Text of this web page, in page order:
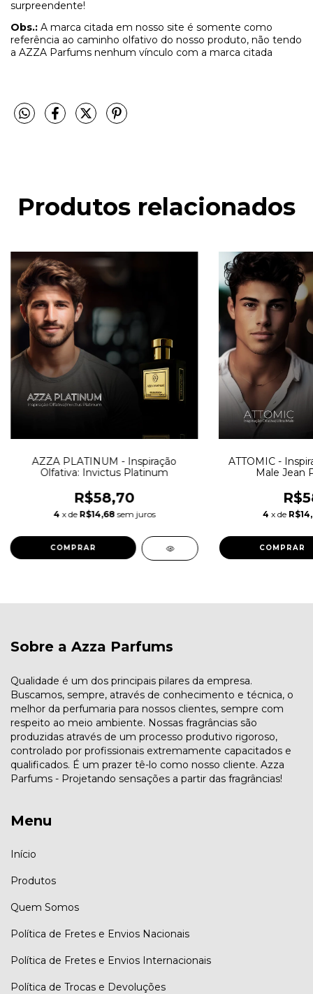
surpreendente!
Obs.: A marca citada em nosso site é somente como
referência ao caminho olfativo do nosso produto, não tendo
a AZZA Parfums nenhum vínculo com a marca citada
Produtos relacionados
AZZA PLATINUM - Inspiração
Olfativa: Invictus Platinum
R$58,70
4 x de R$14,68 sem juros
COMPRAR
ATTOMIC -
Male Jean
4 x de
COMPRAR
Sobre a Azza Parfums
Qualidade é um dos principais pilares da empresa.
Buscamos, sempre, através de conhecimento e técnica, o
melhor da perfumaria para nossos clientes, sempre com
respeito ao meio ambiente. Nossas fragrâncias são
produzidas através de um processo produtivo rigoroso,
controlado por profissionais extremamente capacitados e
qualificados. É um prazer tê-lo como nosso cliente. Azza
Parfums - Projetando sensações a partir das fragrâncias!
Menu
Início
Produtos
Quem Somos
Política de Fretes e Envios Nacionais
Política de Fretes e Envios Internacionais
Política de Trocas e Devoluções